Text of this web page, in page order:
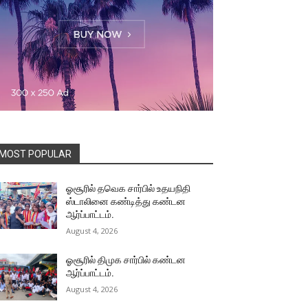
POPULAR
ஓசூரில் தவெக சார்பில் உதயநிதி
ஸ்டாலினை கண்டித்து கண்டன
ஆர்ப்பாட்டம்.
August 4, 2026
ஓசூரில் திமுக சார்பில் கண்டன
ஆர்ப்பாட்டம்.
August 4, 2026